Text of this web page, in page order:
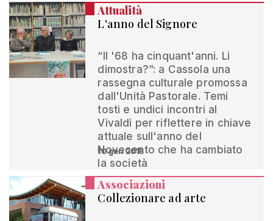
Attualità
L'anno del Signore
“Il '68 ha cinquant'anni. Li
dimostra?”: a Cassola una
rassegna culturale promossa
dall'Unità Pastorale. Temi
tosti e undici incontri al
Vivaldi per riflettere in chiave
attuale sull'anno del
Novecento che ha cambiato
la società
10 gen 2018
Associazioni
Collezionare ad arte